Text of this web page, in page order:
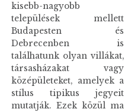
kisebb-nagyobb
települések mellett
Budapesten és
Debrecenben is
találhatunk olyan villákat,
társasházakat vagy
középületeket, amelyek a
stílus tipikus jegyeit
mutatják. Ezek közül ma